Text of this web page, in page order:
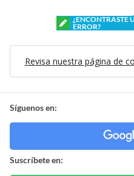
¿ENCONTRASTE
ERROR?
Revisa nuestra página de
Síguenos en:
Suscríbete en: